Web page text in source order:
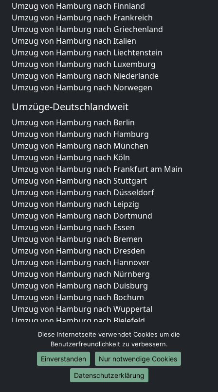
Umzug von Hamburg nach Finnland
Umzug von Hamburg nach Frankreich
Umzug von Hamburg nach Griechenland
Umzug von Hamburg nach Italien
Umzug von Hamburg nach Liechtenstein
Umzug von Hamburg nach Luxemburg
Umzug von Hamburg nach Niederlande
Umzug von Hamburg nach Norwegen
Umzüge-Deutschlandweit
Umzug von Hamburg nach Berlin
Umzug von Hamburg nach Hamburg
Umzug von Hamburg nach München
Umzug von Hamburg nach Köln
Umzug von Hamburg nach Frankfurt am Main
Umzug von Hamburg nach Stuttgart
Umzug von Hamburg nach Düsseldorf
Umzug von Hamburg nach Leipzig
Umzug von Hamburg nach Dortmund
Umzug von Hamburg nach Essen
Umzug von Hamburg nach Bremen
Umzug von Hamburg nach Dresden
Umzug von Hamburg nach Hannover
Umzug von Hamburg nach Nürnberg
Umzug von Hamburg nach Duisburg
Umzug von Hamburg nach Bochum
Umzug von Hamburg nach Wuppertal
Umzug von Hamburg nach Bielefeld
Umzug von Hamburg nach Bonn
Umzug von Hamburg nach Münster
Internationale-Umzüge
Umzug von Hamburg nach Brasilien
Diese Internetseite verwendet Cookies um die
Benutzerfreundlichkeit zu verbessern.
Einverstanden
Nur notwendige Cookies
Datenschutzerklärung